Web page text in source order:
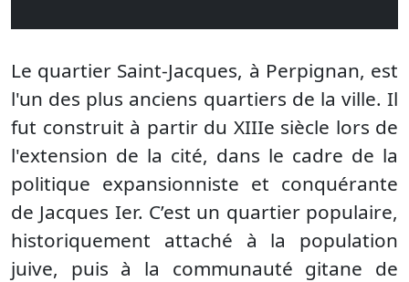
Le quartier Saint-Jacques, à Perpignan, est
l'un des plus anciens quartiers de la ville. Il
fut construit à partir du XIIIe siècle lors de
l'extension de la cité, dans le cadre de la
politique expansionniste et conquérante
de Jacques Ier. C’est un quartier populaire,
historiquement attaché à la population
juive, puis à la communauté gitane de